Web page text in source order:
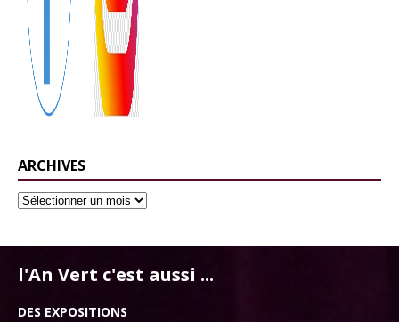
ARCHIVES
l'An Vert c'est aussi ...
DES EXPOSITIONS